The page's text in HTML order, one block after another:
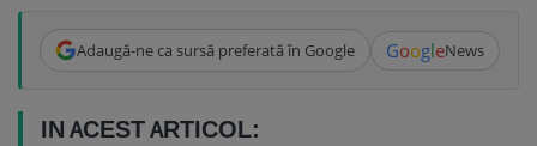
Adaugă-ne ca sursă preferată în Google GoogleNews
IN ACEST ARTICOL: